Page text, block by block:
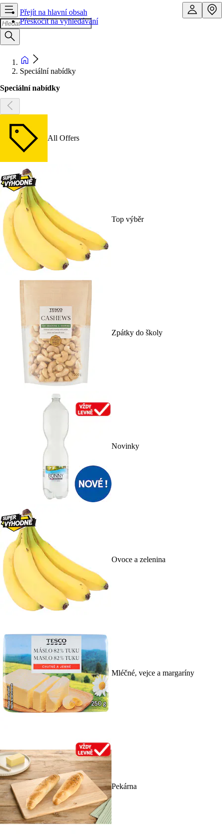
Přejít na hlavní obsah
Přeskočit na vyhledávání
Speciální nabídky
Speciální nabídky
All Offers
Top výběr
Zpátky do školy
Novinky
Ovoce a zelenina
Mléčné, vejce a margaríny
Pekárna